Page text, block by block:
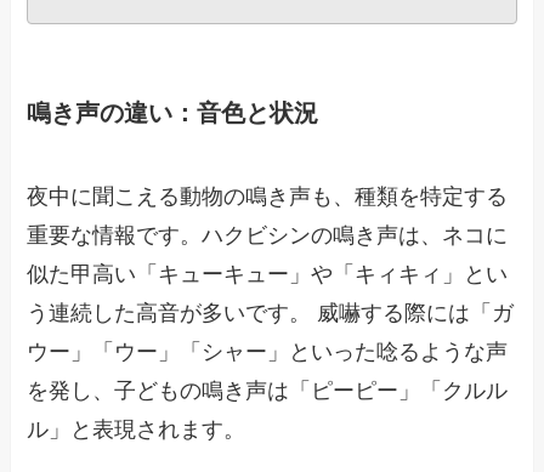
鳴き声の違い：音色と状況
夜中に聞こえる動物の鳴き声も、種類を特定する
重要な情報です。ハクビシンの鳴き声は、ネコに
似た甲高い「キューキュー」や「キィキィ」とい
う連続した高音が多いです。 威嚇する際には「ガ
ウー」「ウー」「シャー」といった唸るような声
を発し、子どもの鳴き声は「ピーピー」「クルル
ル」と表現されます。